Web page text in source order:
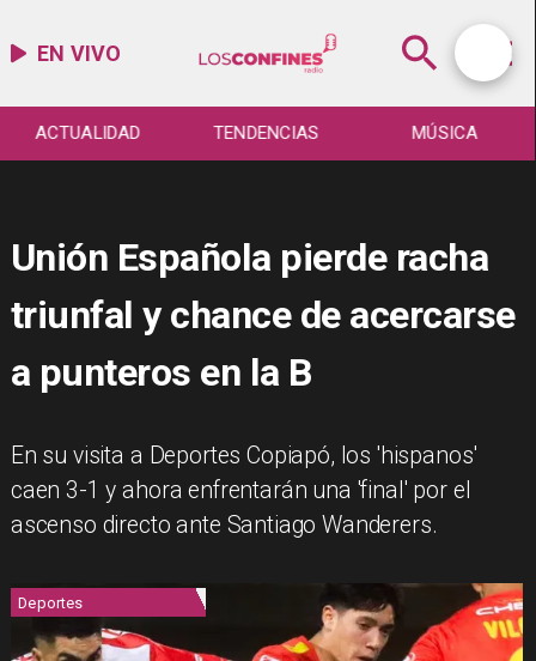
EN VIVO
ACTUALIDAD TENDENCIAS MÚSICA
Unión Española pierde racha
triunfal y chance de acercarse
a punteros en la B
En su visita a Deportes Copiapó, los 'hispanos'
caen 3-1 y ahora enfrentarán una 'final' por el
ascenso directo ante Santiago Wanderers.
Deportes